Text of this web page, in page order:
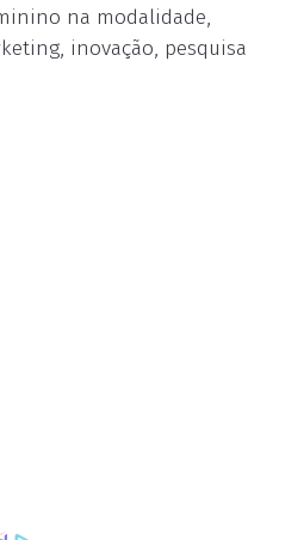
na modalidade,
inovação, pesquisa